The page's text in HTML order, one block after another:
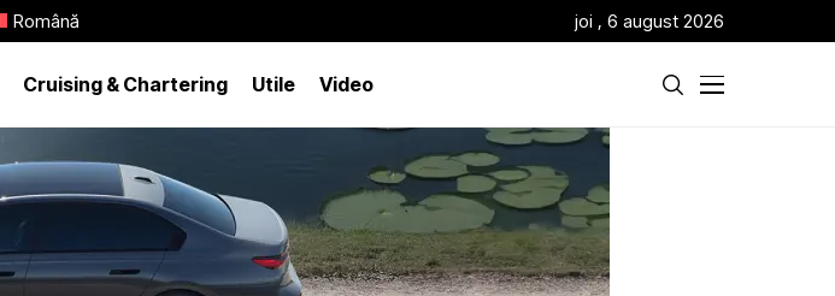
Română joi , 6 august 2026
Cruising & Chartering Utile Video